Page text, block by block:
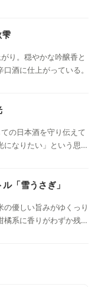
めです。
り。穏やかな吟醸香と
酒に仕上がっている。
ての日本酒を守り伝えて
になりたい」という思い
して醸された日本酒。
した一本。「稲作指標」
指標をラベルに表示。商
「雪うさぎ」
の優しい旨みがゆくっり
橘系に香りがわずか残る
ぱり・すっきりとした